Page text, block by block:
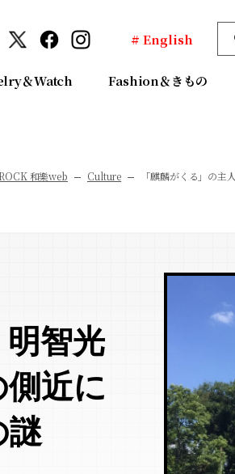
# English
＆Watch Fashion＆きもの
和樂web Culture 「麒麟がくる」の
明智光
近に
謎